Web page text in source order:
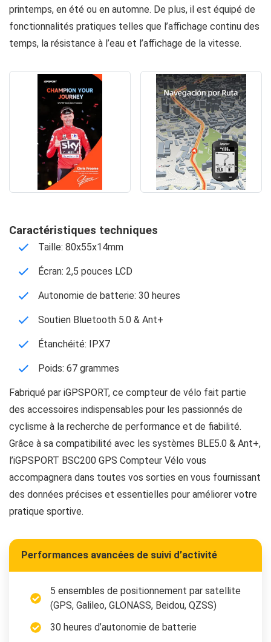
printemps, en été ou en automne. De plus, il est équipé de
fonctionnalités pratiques telles que l’affichage continu des
temps, la résistance à l’eau et l’affichage de la vitesse.
Caractéristiques techniques
Taille: 80x55x14mm
Écran: 2,5 pouces LCD
Autonomie de batterie: 30 heures
Soutien Bluetooth 5.0 & Ant+
Étanchéité: IPX7
Poids: 67 grammes
Fabriqué par iGPSPORT, ce compteur de vélo fait partie
des accessoires indispensables pour les passionnés de
cyclisme à la recherche de performance et de fiabilité.
Grâce à sa compatibilité avec les systèmes BLE5.0 & Ant+,
l’iGPSPORT BSC200 GPS Compteur Vélo vous
accompagnera dans toutes vos sorties en vous fournissant
des données précises et essentielles pour améliorer votre
pratique sportive.
Performances avancées de suivi d’activité
5 ensembles de positionnement par satellite
(GPS, Galileo, GLONASS, Beidou, QZSS)
30 heures d’autonomie de batterie